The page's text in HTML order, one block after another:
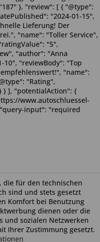
die für den technischen
sind und stets gesetzt
Komfort bei Benutzung
dienen oder die
und sozialen Netzwerken
Ihrer Zustimmung gesetzt.
}, "review": [ { "@type":
"2024-01-15",
Lieferung! Der
"name": "Toller Service",
"5",
"author": "Anna
"reviewBody": "Top
"name":
"Rating",
} ], "potentialAction": {
www.autoschluessel-
input": "required